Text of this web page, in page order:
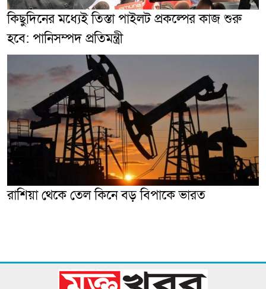
কিছুদিনের মধ্যেই তিস্তা পাইলট প্রকল্পের কাজ শুরু
হবে: পানিসম্পদ প্রতিমন্ত্রী
রাশিয়া থেকে তেল কিনে বড় বিপাকে ভারত